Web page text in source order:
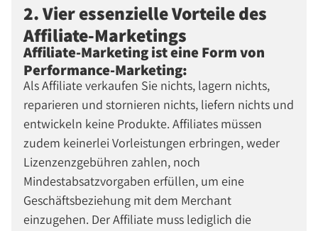
2. Vier essenzielle Vorteile des
Affiliate-Marketings
Affiliate-Marketing ist eine Form von
Performance-Marketing:
Als Affiliate verkaufen Sie nichts, lagern nichts,
reparieren und stornieren nichts, liefern nichts und
entwickeln keine Produkte. Affiliates müssen
zudem keinerlei Vorleistungen erbringen, weder
Lizenzenzgebühren zahlen, noch
Mindestabsatzvorgaben erfüllen, um eine
Geschäftsbeziehung mit dem Merchant
einzugehen. Der Affiliate muss lediglich die